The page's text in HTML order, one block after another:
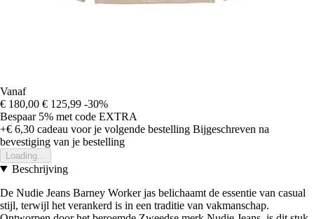
Vanaf
€ 180,00 € 125,99 -30%
Bespaar 5% met code EXTRA
+€ 6,30 cadeau voor je volgende bestelling Bijgeschreven na
bevestiging van je bestelling
Loading...
Beschrijving
De Nudie Jeans Barney Worker jas belichaamt de essentie van casual
stijl, terwijl het verankerd is in een traditie van vakmanschap.